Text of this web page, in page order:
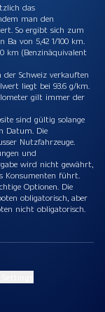
das
man den
So ergibt sich zum
Ba von 5,42 1/100 km.
km (Benzinäquivalent
der Schweiz verkauften
liegt bei 93.6 g/km.
gilt immer der
sind gültig solange
Datum. Die
Nutzfahrzeuge.
und
wird nicht gewährt,
Konsumenten führt.
Optionen. Die
obligatorisch, aber
nicht obligatorisch.